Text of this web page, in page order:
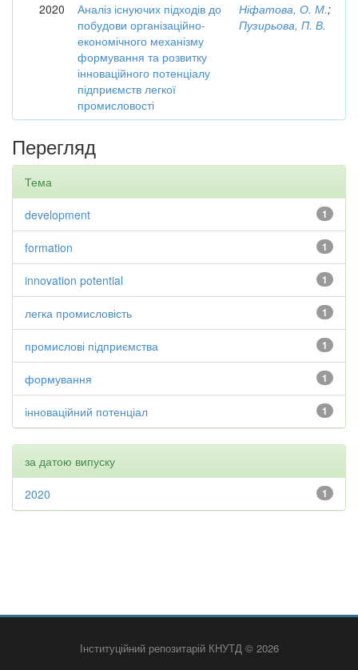
2020
Аналіз існуючих підходів до
побудови організаційно-
економічного механізму
формування та розвитку
інноваційного потенціалу
підприємств легкої
промисловості
Ніфатова, О. М.;
Пузирьова, П. В.
Перегляд
Тема
1
development
1
formation
1
innovation potential
1
легка промисловість
1
промислові підприємства
1
формування
1
інноваційний потенціал
за датою випуску
1
2020
Інституційний репозитарій КНУТД © 2026